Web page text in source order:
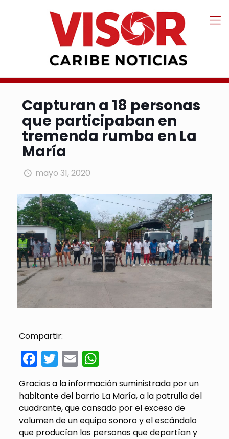
Capturan a 18 personas
que participaban en
tremenda rumba en La
María
mayo 31, 2020
Compartir:
Facebook
Twitter
EmailWhatsApp
Gracias a la información suministrada por un
habitante del barrio La María, a la patrulla del
cuadrante, que cansado por el exceso de
volumen de un equipo sonoro y el escándalo
que producían las personas que departían y